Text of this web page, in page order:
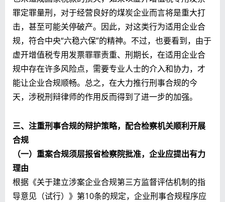
罪定罪量刑，对于经营良好的煤炭企业而言将是重大打
击，甚至可能关停破产。因此，对这类行为适用企业合
规，符合中央“六稳六保”的精神。不过，也要看到，由于
虚开增值税专用发票罪罪责重、刑期长，在适用企业合
规中存在许多风险点，需要专业人士的介入和协力，才
能让企业合规顺畅。总之，在大力推行刑事合规的今
天，涉税刑辩律师的作用反而得到了进一步的加强。
三、注重刑事合规的辩护策略，配合检察机关顺利开展
合规
（一）重案合规须层报省检察院批准，企业应提出有力
理由
根据《关于建立涉案企业合规第三方监督评估机制的指
导意见（试行）》第10条的规定，企业刑事合规程序应